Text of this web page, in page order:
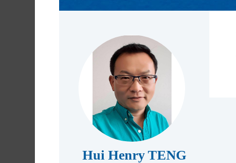
Hui Henry TENG